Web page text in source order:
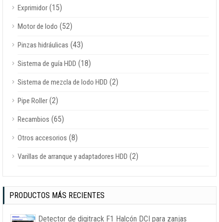
Exprimidor (15)
Motor de lodo (52)
Pinzas hidráulicas (43)
Sistema de guía HDD (18)
Sistema de mezcla de lodo HDD (2)
Pipe Roller (2)
Recambios (65)
Otros accesorios (8)
Varillas de arranque y adaptadores HDD (2)
PRODUCTOS MÁS RECIENTES
Detector de digitrack F1 Halcón DCI para zanjas